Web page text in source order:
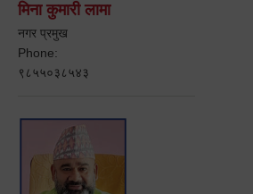
मिना कुमारी लामा
नगर प्रमुख
Phone:
९८५५०३८५४३